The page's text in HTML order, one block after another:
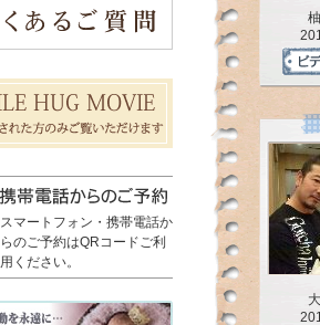
スマートフォン・携帯電話か
らのご予約はQRコードご利
用ください。